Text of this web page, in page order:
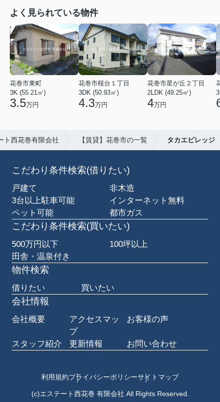
よく見られている物件
花巻市東町
3K (55.21㎡)
3.5万円
花巻市桜台１丁目
3DK (50.93㎡)
4.3万円
花巻市星が丘２丁目
2LDK (49.25㎡)
4万円
ト西花巻有限会社 【賃貸】花巻市の一覧 タカエビレッジ
こだわり条件検索(借りたい)
戸建て
非木造
3台以上駐車可能
インターネット無料
ペット可能
都市ガス
こだわり条件検索(買いたい)
500万円以下
100坪以上
田舎・温泉付き
物件検索
借りたい 買いたい
会社情報
会社概要
アクセスマッ
プ
お客様の声
スタッフ紹介 更新情報 お問い合わせ
利用規約プライバシーポリシーサイトマップ
(c)エステート西花巻 有限会社 All Rights Reserved.